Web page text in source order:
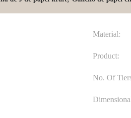
Material:
Product:
No. Of